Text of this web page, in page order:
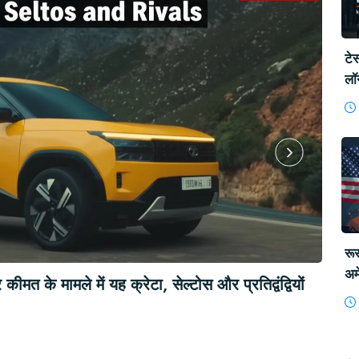
की, पुतिन प्रधानमंत्री मोदी से मिलेंगे